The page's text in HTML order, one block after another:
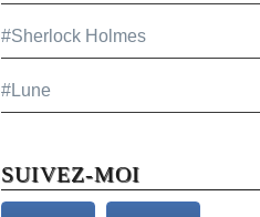
#Sherlock Holmes
#Lune
SUIVEZ-MOI